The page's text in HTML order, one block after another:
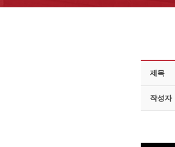
제목
작성자